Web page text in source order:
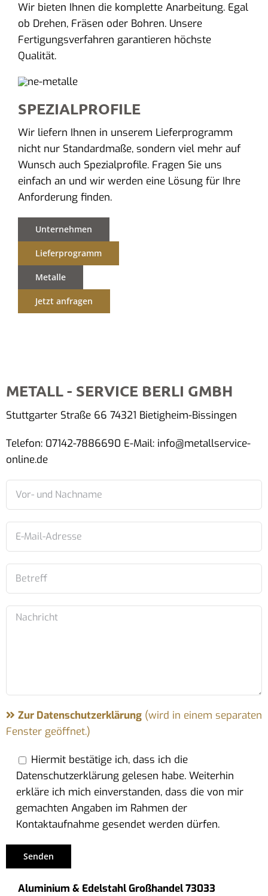
Wir bieten Ihnen die komplette Anarbeitung. Egal
ob Drehen, Fräsen oder Bohren. Unsere
Fertigungsverfahren garantieren höchste
Qualität.
SPEZIALPROFILE
Wir liefern Ihnen in unserem Lieferprogramm
nicht nur Standardmaße, sondern viel mehr auf
Wunsch auch Spezialprofile. Fragen Sie uns
einfach an und wir werden eine Lösung für Ihre
Anforderung finden.
Unternehmen
Lieferprogramm
Metalle
Jetzt anfragen
METALL - SERVICE BERLI GMBH
Stuttgarter Straße 66 74321 Bietigheim-Bissingen
Telefon: 07142-7886690 E-Mail: info@metallservice-
online.de
Zur Datenschutzerklärung(wird in einem separaten
Fenster geöffnet.)
Hiermit bestätige ich, dass ich die
Datenschutzerklärung gelesen habe. Weiterhin
erkläre ich mich einverstanden, dass die von mir
gemachten Angaben im Rahmen der
Kontaktaufnahme gesendet werden dürfen.
Aluminium & Edelstahl Großhandel 73033